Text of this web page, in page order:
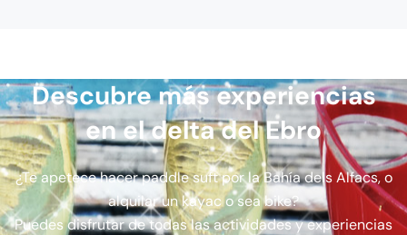
Descubre más experiencias
en el delta del Ebro
¿Te apetece hacer paddle suft por la Bahía dels Alfacs, o
alquilar un kayac o sea bike?
Puedes disfrutar de todas las actividades y experiencias